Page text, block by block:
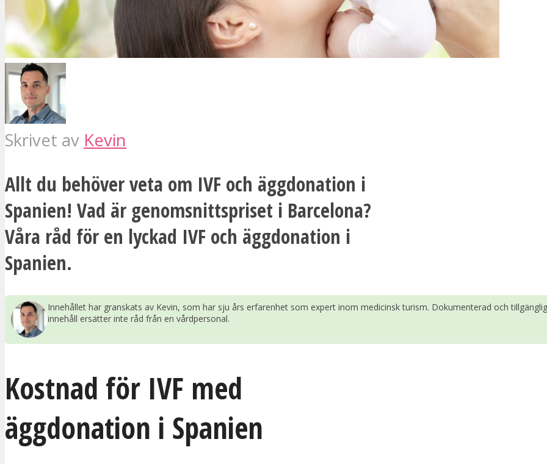
Skrivet av Kevin
Allt du behöver veta om IVF och äggdonation i
Spanien! Vad är genomsnittspriset i Barcelona?
Våra råd för en lyckad IVF och äggdonation i
Spanien.
Innehållet har granskats av Kevin, som har sju års erfarenhet som expert inom medicinsk turism. Dokumenterad och
innehåll ersätter inte råd från en vårdpersonal.
Kostnad för IVF med
äggdonation i Spanien